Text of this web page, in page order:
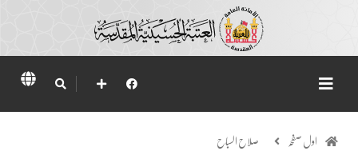
اول صفحہ صلاح السباح